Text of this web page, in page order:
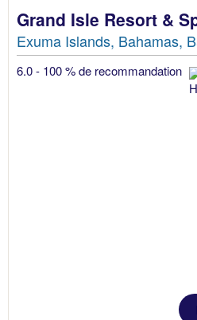
Grand Isle Resort &
Exuma Islands, Bahamas,
6.0 - 100 % de recommandation